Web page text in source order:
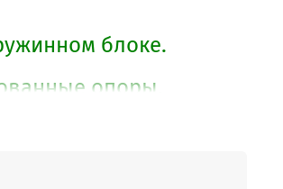
блоке.
опоры.
Один из надежных